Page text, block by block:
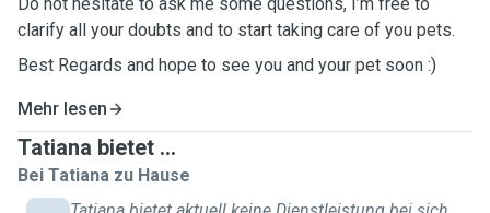
clarify all your doubts and to start taking care of you pets.
Best Regards and hope to see you and your pet soon :)
Mehr lesen
Tatiana bietet ...
Bei Tatiana zu Hause